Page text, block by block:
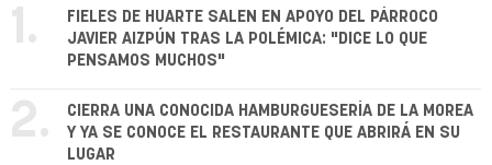
1.
FIELES DE HUARTE SALEN EN APOYO DEL PÁRROCO
JAVIER AIZPÚN TRAS LA POLÉMICA: "DICE LO QUE
PENSAMOS MUCHOS"
2.
CIERRA UNA CONOCIDA HAMBURGUESERÍA DE LA MOREA
Y YA SE CONOCE EL RESTAURANTE QUE ABRIRÁ EN SU
LUGAR